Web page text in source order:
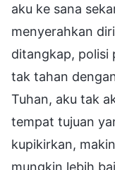
aku ke sana
menyerahkan
ditangkap, polisi
tak tahan
Tuhan, aku tak
tempat tujuan
kupikirkan,
mungkin lebih